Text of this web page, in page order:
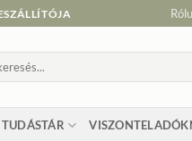
TUDÁSTÁR